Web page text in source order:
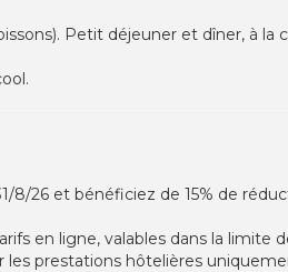
Petit déjeuner et dîner, à la
8/26 et bénéficiez de 15% de
en ligne, valables dans la
les prestations hôtelières